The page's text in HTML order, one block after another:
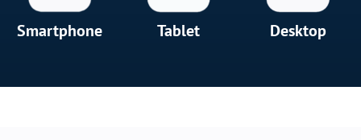
Smartphone Tablet Desktop